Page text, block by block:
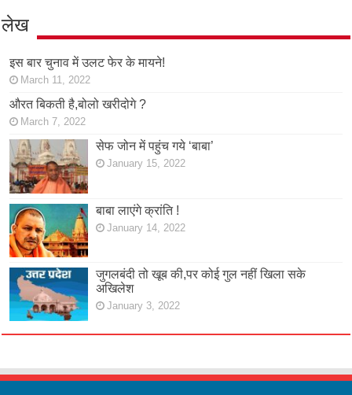
लेख
इस बार चुनाव में उलट फेर के मायने!
March 11, 2022
औरत बिकती है,बोलो खरीदोगे ?
March 7, 2022
सेफ जोन में पहुंच गये ‘बाबा’
January 15, 2022
बाबा लाएंगे क्रांति !
January 14, 2022
जुगलबंदी तो खूब की,पर कोई गुल नहीं खिला सके
अखिलेश
January 3, 2022